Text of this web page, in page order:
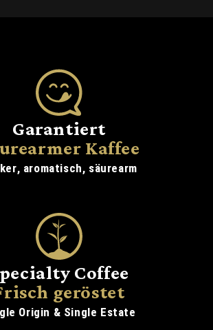
Garantiert
Kaffee
aromatisch, säurearm
Coffee
geröstet
Origin & Single Estate